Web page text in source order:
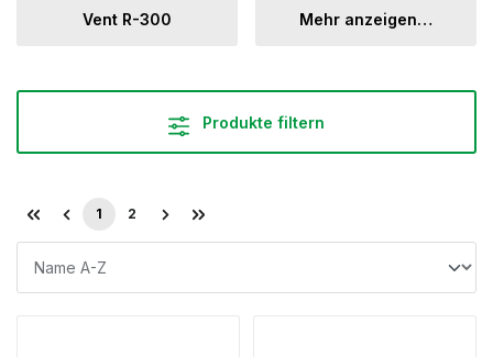
Vent R-300 Mehr anzeigen…
Produkte filtern
Seite
1 Seite
2